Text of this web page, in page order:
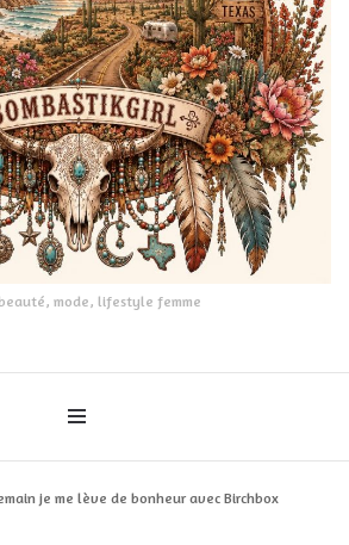
mode, lifestyle femme
je me lève de bonheur avec Birchbox